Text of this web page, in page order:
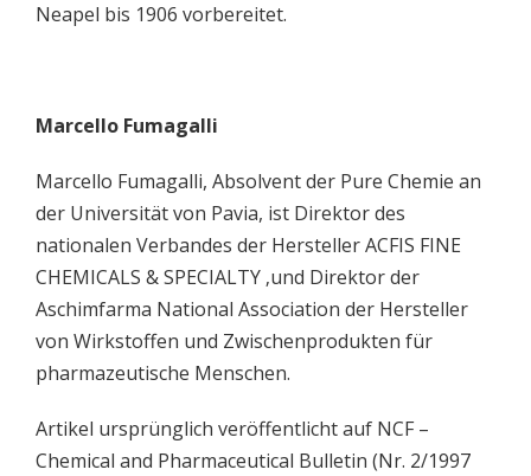
Neapel bis 1906 vorbereitet.
Marcello Fumagalli
Marcello Fumagalli, Absolvent der Pure Chemie an
der Universität von Pavia, ist Direktor des
nationalen Verbandes der Hersteller ACFIS FINE
CHEMICALS & SPECIALTY ‚und Direktor der
Aschimfarma National Association der Hersteller
von Wirkstoffen und Zwischenprodukten für
pharmazeutische Menschen.
Artikel ursprünglich veröffentlicht auf NCF –
Chemical and Pharmaceutical Bulletin (Nr. 2/1997